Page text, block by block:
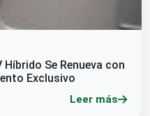
Se Renueva con
Exclusivo
Leer más